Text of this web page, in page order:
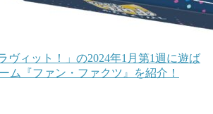
ヴィット！」の2024年1月第1週に遊ば
ム『ファン・ファクツ』を紹介！